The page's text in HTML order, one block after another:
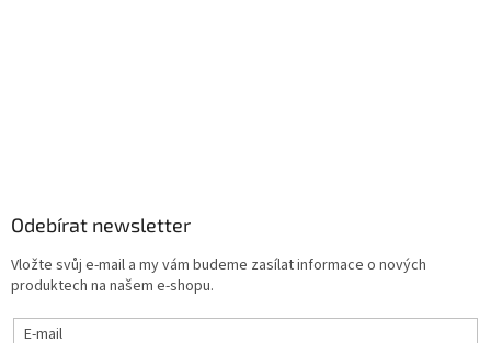
Odebírat newsletter
Vložte svůj e-mail a my vám budeme zasílat informace o nových
produktech na našem e-shopu.
E-mail